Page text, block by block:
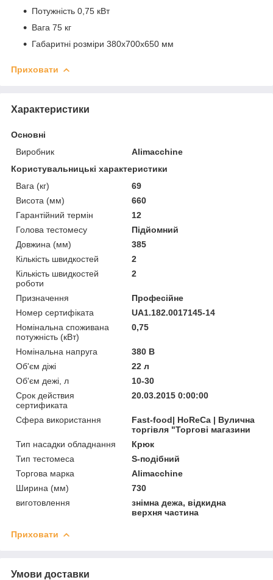
Потужність 0,75 кВт
Вага 75 кг
Габаритні розміри 380х700х650 мм
Приховати
Характеристики
Основні
Виробник
Alimacchine
Користувальницькі характеристики
Вага (кг)
69
Висота (мм)
660
Гарантійний термін
12
Голова тестомесу
Підйомний
Довжина (мм)
385
Кількість швидкостей
2
Кількість швидкостей
роботи
2
Призначення
Професійне
Номер сертифіката
UA1.182.0017145-14
Номінальна споживана
потужність (кВт)
0,75
Номінальна напруга
380 В
Об'єм діжі
22 л
Об'єм дежі, л
10-30
Срок действия
сертификата
20.03.2015 0:00:00
Сфера використання
Fast-food| HoReCa | Вулична
торгівля "Торгові магазини
Тип насадки обладнання
Крюк
Тип тестомеса
S-подібний
Торгова марка
Alimacchine
Ширина (мм)
730
виготовлення
знімна дежа, відкидна
верхня частина
Приховати
Умови доставки